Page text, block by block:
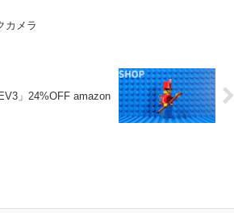
カメラ
」24%OFF amazon